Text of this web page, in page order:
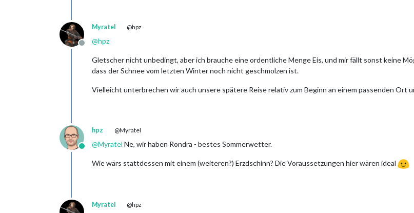
Offline
Myratel @hpz
@hpz
Gletscher nicht unbedingt, aber ich brauche eine ordentliche Menge Eis, und mir fällt sonst keine
dass der Schnee vom letzten Winter noch nicht geschmolzen ist.
Vielleicht unterbrechen wir auch unsere spätere Reise relativ zum Beginn an einem passenden Ort
Online
hpz @Myratel
@Myratel Ne, wir haben Rondra - bestes Sommerwetter.
Wie wärs stattdessen mit einem (weiteren?) Erzdschinn? Die Voraussetzungen hier wären ideal
Myratel @hpz